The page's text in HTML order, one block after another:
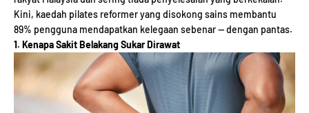
Kini, kaedah pilates reformer yang disokong sains membantu
89% pengguna mendapatkan kelegaan sebenar — dengan pantas.
1. Kenapa Sakit Belakang Sukar Dirawat